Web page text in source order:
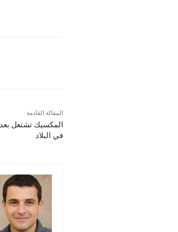
المقالة القادمة
المكسيك تشتعل
في البلاد